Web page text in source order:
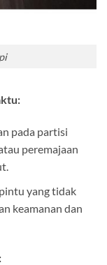
pada partisi
peremajaan
yang tidak
keamanan dan